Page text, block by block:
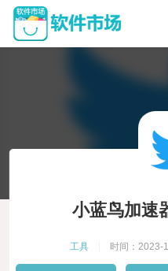
小蓝鸟加速
工具 时间：2023-